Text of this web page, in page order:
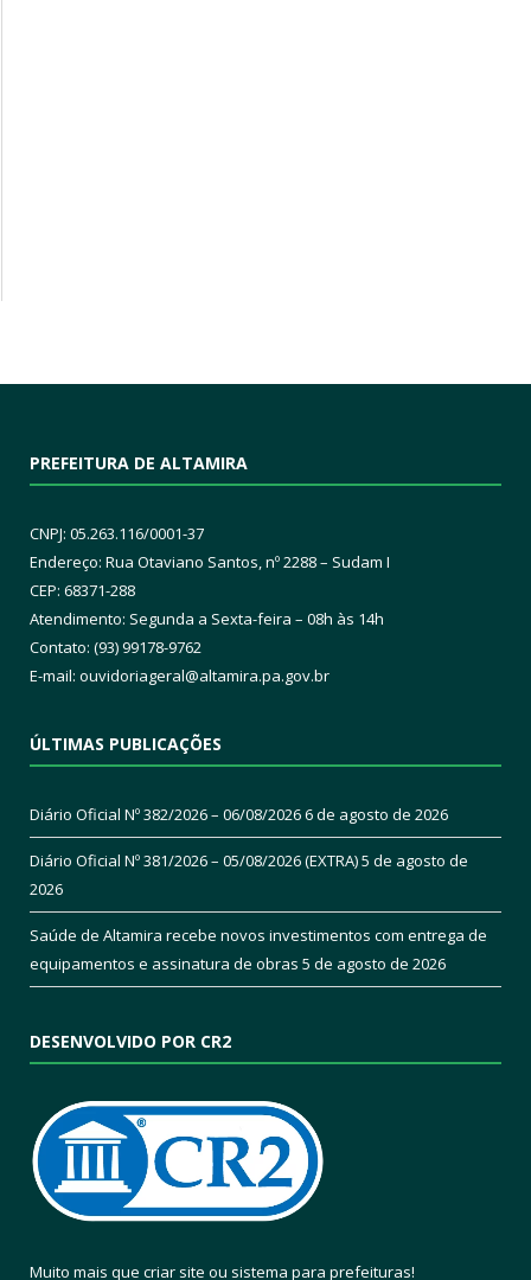
PREFEITURA DE ALTAMIRA
CNPJ: 05.263.116/0001-37
Endereço: Rua Otaviano Santos, nº 2288 – Sudam I
CEP: 68371-288
Atendimento: Segunda a Sexta-feira – 08h às 14h
Contato: (93) 99178-9762
E-mail: ouvidoriageral@altamira.pa.gov.br
ÚLTIMAS PUBLICAÇÕES
Diário Oficial Nº 382/2026 – 06/08/20266 de agosto de 2026
Diário Oficial Nº 381/2026 – 05/08/2026 (EXTRA)5 de agosto de
2026
Saúde de Altamira recebe novos investimentos com entrega de
equipamentos e assinatura de obras 5 de agosto de 2026
DESENVOLVIDO POR CR2
Muito mais que criar site ou sistema para prefeituras!